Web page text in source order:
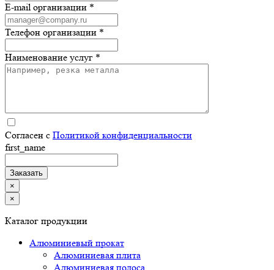
E-mail организации *
Телефон организации *
Наименование услуг *
Согласен с Политикой конфиденциальности
first_name
×
×
Каталог продукции
Алюминиевый прокат
Алюминиевая плита
Алюминиевая полоса